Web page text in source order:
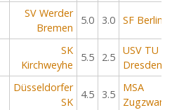
SV Werder
Bremen
5.0 3.0 SF Berlin
SK
Kirchweyhe
5.5 2.5
USV TU
Dresden
Düsseldorfer
SK
4.5 3.5
MSA
Zugzwang